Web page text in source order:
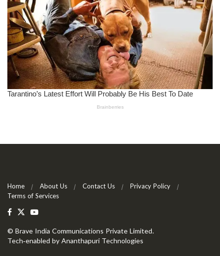
Home About Us Contact Us
Privacy Policy
Terms of Services
© Brave India Communications Private Limited.
Tech-enabled by Ananthapuri Technologies